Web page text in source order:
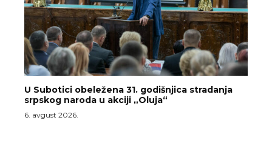
U Subotici obeležena 31. godišnjica stradanja
srpskog naroda u akciji „Oluja“
6. avgust 2026.